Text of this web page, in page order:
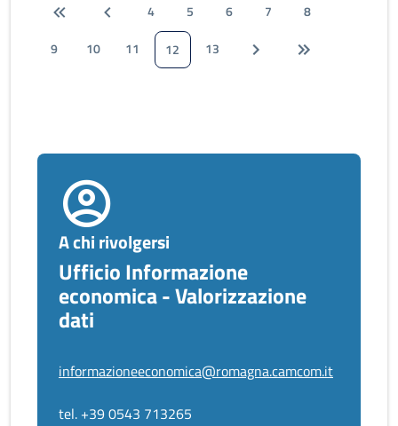
4 5 6 7
8
9
10 11 12 13
A chi rivolgersi
Ufficio Informazione
economica - Valorizzazione
dati
informazioneeconomica@romagna.camcom.it
tel. +39 0543 713265